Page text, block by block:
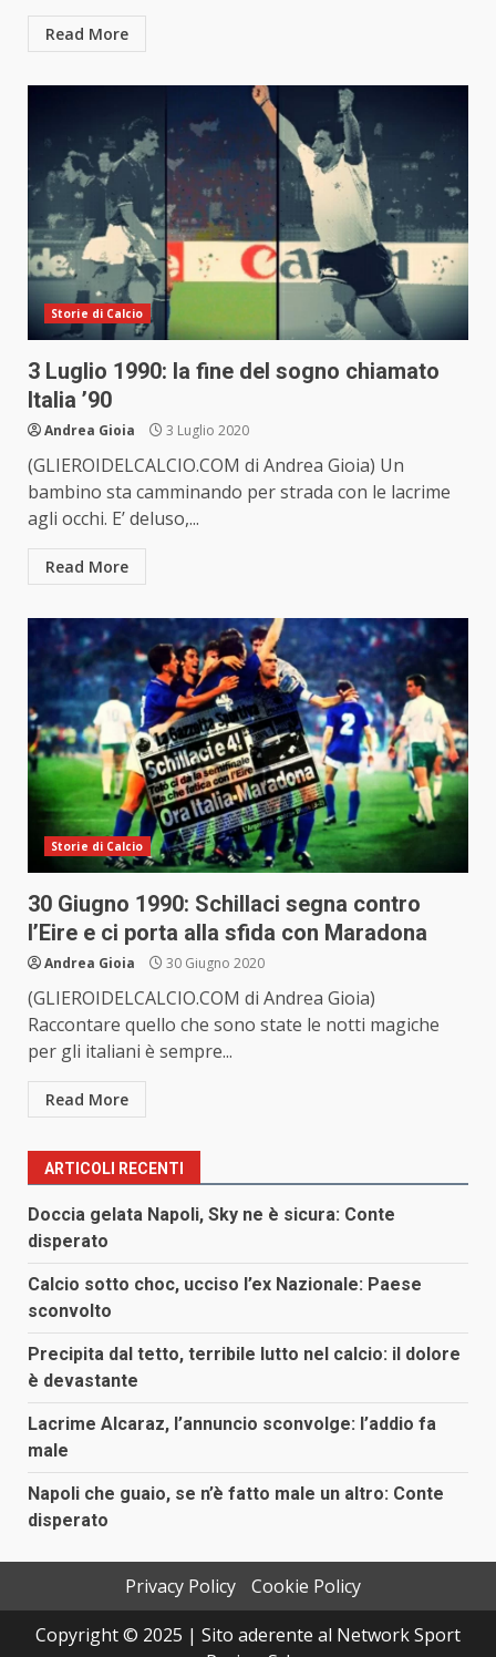
Read More
Storie di Calcio
3 Luglio 1990: la fine del sogno chiamato
Italia ’90
Andrea Gioia 3 Luglio 2020
(GLIEROIDELCALCIO.COM di Andrea Gioia) Un
bambino sta camminando per strada con le lacrime
agli occhi. E’ deluso,...
Read More
Storie di Calcio
30 Giugno 1990: Schillaci segna contro
l’Eire e ci porta alla sfida con Maradona
Andrea Gioia 30 Giugno 2020
(GLIEROIDELCALCIO.COM di Andrea Gioia)
Raccontare quello che sono state le notti magiche
per gli italiani è sempre...
Read More
ARTICOLI RECENTI
Doccia gelata Napoli, Sky ne è sicura: Conte
disperato
Calcio sotto choc, ucciso l’ex Nazionale: Paese
sconvolto
Precipita dal tetto, terribile lutto nel calcio: il dolore
è devastante
Lacrime Alcaraz, l’annuncio sconvolge: l’addio fa
male
Napoli che guaio, se n’è fatto male un altro: Conte
disperato
Privacy Policy
Cookie Policy
Copyright © 2025 | Sito aderente al Network Sport